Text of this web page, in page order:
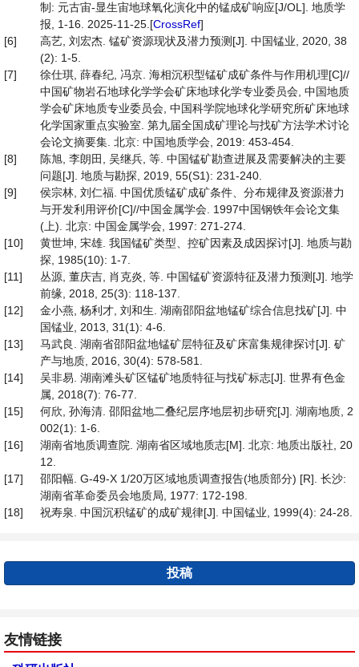
制: 元古宙-显生宙地球氧化演化中的锰成矿响应[J/OL]. 地质学
报, 1-16. 2025-11-25.[CrossRef]
[6]
高艺, 刘宏杰. 锰矿资源现状及潜力预测[J]. 中国锰业, 2020, 38
(2): 1-5.
[7]
徐仕琪, 薛春纪, 冯京. 海相沉积型锰矿成矿条件与作用机理[C]//
中国矿物岩石地球化学学会矿床地球化学专业委员会, 中国地质
学会矿床地质专业委员会, 中国科学院地球化学研究所矿床地球
化学国家重点实验室. 第九届全国成矿理论与找矿方法学术讨论
会论文摘要集. 北京: 中国地质学会, 2019: 453-454.
[8]
陈旭, 李朗田, 吴继兵, 等. 中国锰矿勘查进展及需要解决的主要
问题[J]. 地质与勘探, 2019, 55(S1): 231-240.
[9]
侯宗林, 刘仁福. 中国优质锰矿成矿条件、分布规律及资源潜力
与开发利用评价[C]//中国金属学会. 1997中国钢铁年会论文集
(上). 北京: 中国金属学会, 1997: 271-274.
[10]
黄世坤, 宋雄. 我国锰矿类型、控矿因素及成因探讨[J]. 地质与勘
探, 1985(10): 1-7.
[11]
丛源, 董庆吉, 肖克炎, 等. 中国锰矿资源特征及潜力预测[J]. 地学
前缘, 2018, 25(3): 118-137.
[12]
金小燕, 杨利才, 刘和生. 湖南邵阳盆地锰矿综合信息找矿[J]. 中
国锰业, 2013, 31(1): 4-6.
[13]
马武良. 湖南省邵阳盆地锰矿层特征及矿床富集规律探讨[J]. 矿
产与地质, 2016, 30(4): 578-581.
[14]
吴非易. 湖南滩头矿区锰矿地质特征与找矿标志[J]. 世界有色金
属, 2018(7): 76-77.
[15]
何欣, 孙海清. 邵阳盆地二叠纪层序地层初步研究[J]. 湖南地质, 2
002(1): 1-6.
[16]
湖南省地质调查院. 湖南省区域地质志[M]. 北京: 地质出版社, 20
12.
[17]
邵阳幅. G-49-X 1/20万区域地质调查报告(地质部分) [R]. 长沙:
湖南省革命委员会地质局, 1977: 172-198.
[18]
祝寿泉. 中国沉积锰矿的成矿规律[J]. 中国锰业, 1999(4): 24-28.
投稿
友情链接